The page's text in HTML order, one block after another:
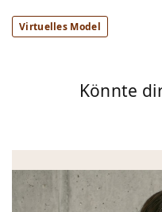
Virtuelles Model
Könnte